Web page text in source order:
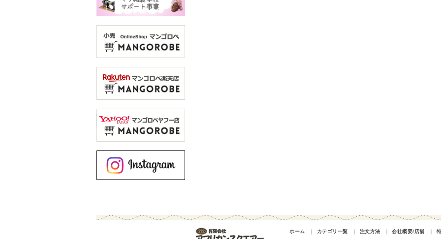
ホーム ｜ カテゴリ一覧 ｜ 注文方法 ｜ 会社概要/店舗 ｜